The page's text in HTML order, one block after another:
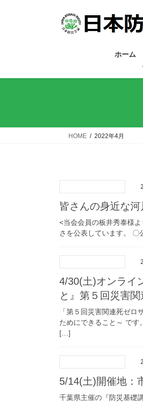
ス
ン
ホーム
HOME 2022年4月
皆さんの身近な
<当会会員の板井秀泰様
さを公表しています。
4/30(土)オンライ
と』第５回災害
「第５回災害関連死ゼ
ためにできること～ で
[…]
5/14(土)開催地：
千葉県主催の『防災基礎